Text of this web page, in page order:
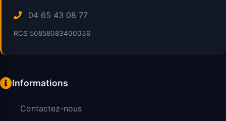
04 65 43 08 77
RCS 50858083400036
Informations
Contactez-nous